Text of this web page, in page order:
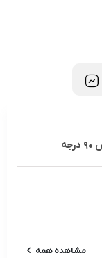
مشاهده همه